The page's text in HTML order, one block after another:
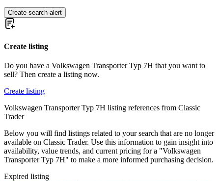
Create search alert
Create listing
Do you have a Volkswagen Transporter Typ 7H that you want to
sell? Then create a listing now.
Create listing
Volkswagen Transporter Typ 7H listing references from Classic
Trader
Below you will find listings related to your search that are no longer
available on Classic Trader. Use this information to gain insight into
availability, value trends, and current pricing for a "Volkswagen
Transporter Typ 7H" to make a more informed purchasing decision.
Expired listing